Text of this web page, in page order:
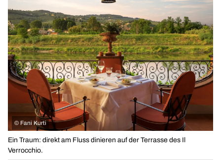
© Fani Kurti
Ein Traum: direkt am Fluss dinieren auf der Terrasse des Il
Verrocchio.